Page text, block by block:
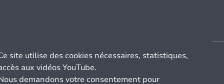
site utilise des cookies nécessaires, statistiques,
aux vidéos YouTube.
demandons votre consentement pour